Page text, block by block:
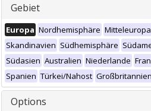
Gebiet
Europa Nordhemisphäre Mitteleuropa
Skandinavien Südhemisphäre
Südasien Australien Niederlande
Spanien Türkei/Nahost Großbritannien
Options